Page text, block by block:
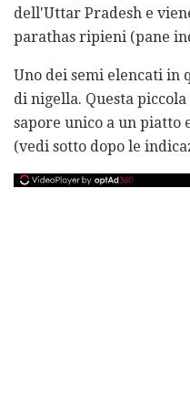
dell'Uttar Pradesh e
parathas ripieni (pane
Uno dei semi elencati in
di nigella. Questa
sapore unico a un piatto
(vedi sotto dopo le